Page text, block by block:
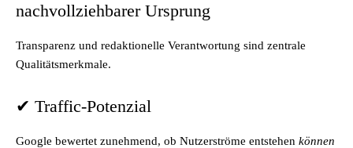
nachvollziehbarer Ursprung
Transparenz und redaktionelle Verantwortung sind zentrale
Qualitätsmerkmale.
✔ Traffic-Potenzial
Google bewertet zunehmend, ob Nutzerströme entstehen können